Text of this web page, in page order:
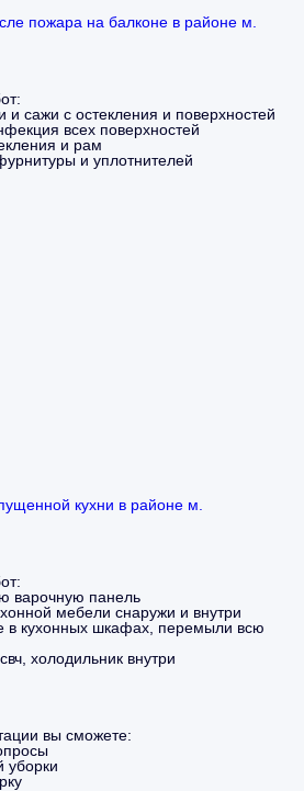
пожара на балконе в районе м.
и сажи с остекления и поверхностей
всех поверхностей
и рам
и уплотнителей
кухни в районе м.
варочную панель
мебели снаружи и внутри
в кухонных шкафах, перемыли всю
холодильник внутри
вы сможете:
уборки